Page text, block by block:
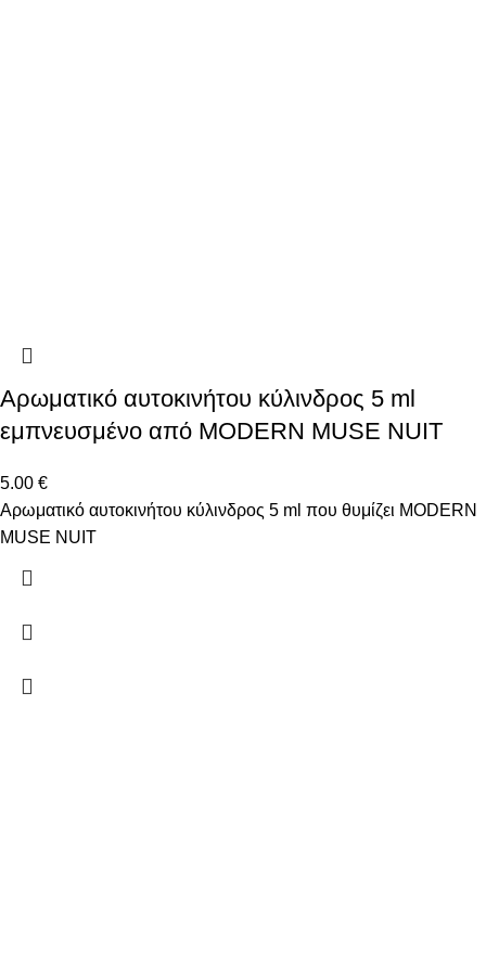
Αρωματικό αυτοκινήτου κύλινδρος 5 ml
εμπνευσμένο από MODERN MUSE NUIT
5.00 €
Αρωματικό αυτοκινήτου κύλινδρος 5 ml που θυμίζει MODERN
MUSE NUIT